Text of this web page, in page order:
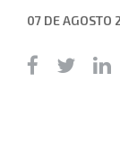
07 DE AGOSTO